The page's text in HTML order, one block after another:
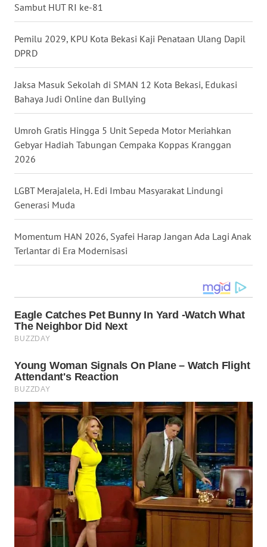
Sambut HUT RI ke-81
Pemilu 2029, KPU Kota Bekasi Kaji Penataan Ulang Dapil
DPRD
Jaksa Masuk Sekolah di SMAN 12 Kota Bekasi, Edukasi
Bahaya Judi Online dan Bullying
Umroh Gratis Hingga 5 Unit Sepeda Motor Meriahkan
Gebyar Hadiah Tabungan Cempaka Koppas Kranggan
2026
LGBT Merajalela, H. Edi Imbau Masyarakat Lindungi
Generasi Muda
Momentum HAN 2026, Syafei Harap Jangan Ada Lagi Anak
Terlantar di Era Modernisasi
WN
LANGKAT
WN
WN
LESUNG
WN
KARO
WN
SIMALUNGUN
WN
LABUHANBATU
WN
TAPANULI
TENGAH
SERDANG
TEBING
TINGGI
WN
PAKPAK
WN
KARAWANG
WN